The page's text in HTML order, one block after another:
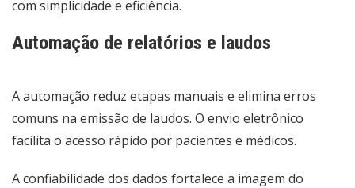
com simplicidade e eficiência.
Automação de relatórios e laudos
A automação reduz etapas manuais e elimina erros
comuns na emissão de laudos. O envio eletrônico
facilita o acesso rápido por pacientes e médicos.
A confiabilidade dos dados fortalece a imagem do